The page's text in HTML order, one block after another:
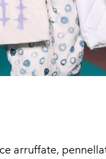
arruffate,